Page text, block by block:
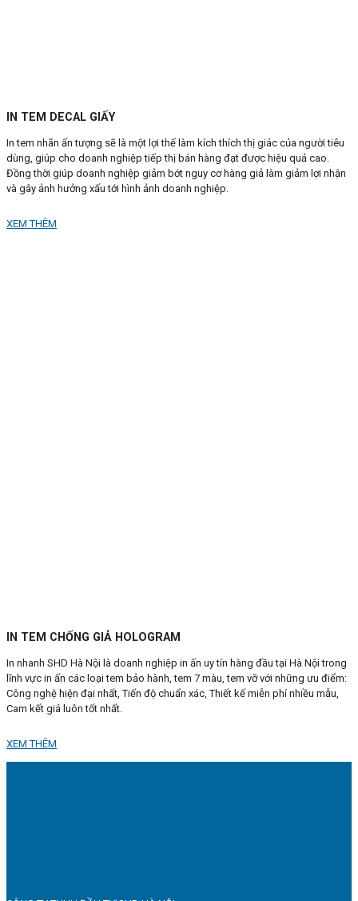
IN TEM DECAL GIẤY
In tem nhãn ấn tượng sẽ là một lợi thế làm kích thích thị giác của người tiêu
dùng, giúp cho doanh nghiệp tiếp thị bán hàng đạt được hiệu quả cao.
Đồng thời giúp doanh nghiệp giảm bớt nguy cơ hàng giả làm giảm lợi nhận
và gây ảnh hưởng xấu tới hình ảnh doanh nghiệp.
XEM THÊM
IN TEM CHỐNG GIẢ HOLOGRAM
In nhanh SHD Hà Nội là doanh nghiệp in ấn uy tín hàng đầu tại Hà Nội trong
lĩnh vực in ấn các loại tem bảo hành, tem 7 màu, tem vỡ với những ưu điểm:
Công nghệ hiện đại nhất, Tiến độ chuẩn xác, Thiết kế miễn phí nhiều mẫu,
Cam kết giá luôn tốt nhất.
XEM THÊM